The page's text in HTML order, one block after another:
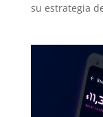
su estrategia